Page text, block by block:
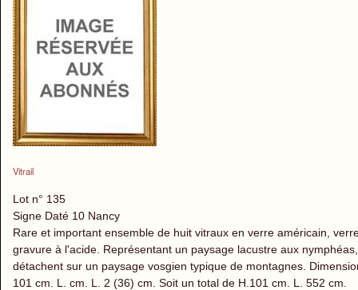
Vitrail
Lot n° 135
Signe Daté 10 Nancy
Rare et important ensemble de huit vitraux en verre américain,
gravure à l'acide. Représentant un paysage lacustre aux
détachent sur un paysage vosgien typique de montagnes.
101 cm. L. cm. L. 2 (36) cm. Soit un total de H.101 cm. L. 552 cm.